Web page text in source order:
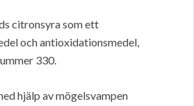
citronsyra som ett
och antioxidationsmedel,
330.
hjälp av mögelsvampen